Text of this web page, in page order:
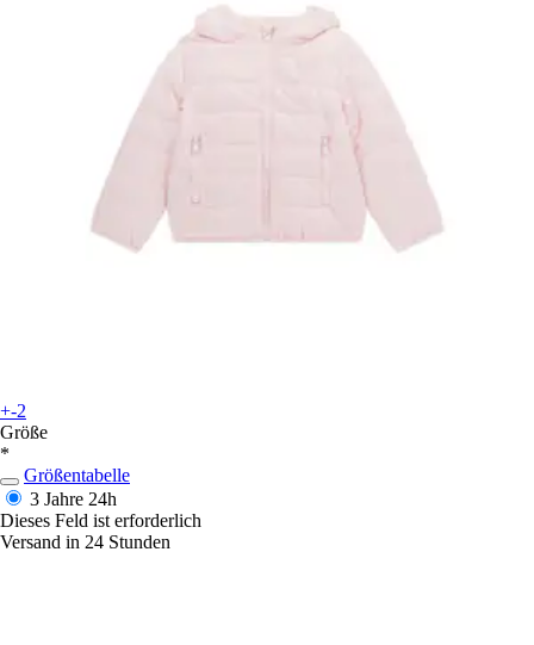
+-2
Größe
*
Größentabelle
3 Jahre 24h
Dieses Feld ist erforderlich
Versand in 24 Stunden